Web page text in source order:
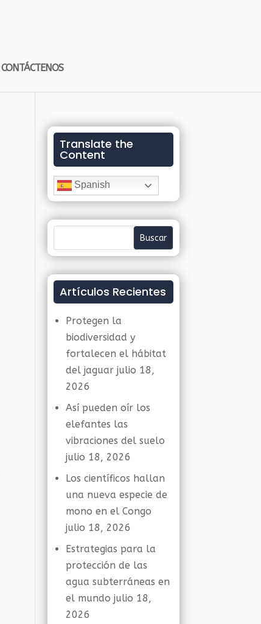
CONTÁCTENOS
Translate the
Content
Spanish
Artículos Recientes
Protegen la
biodiversidad y
fortalecen el hábitat
del jaguar julio 18,
2026
Así pueden oír los
elefantes las
vibraciones del suelo
julio 18, 2026
Los científicos hallan
una nueva especie de
mono en el Congo
julio 18, 2026
Estrategias para la
protección de las
agua subterráneas en
el mundo julio 18,
2026